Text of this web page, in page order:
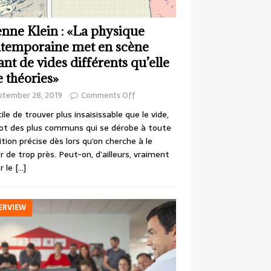
Klein : «La physique
met en scène
de vides différents qu’elle
théories»
28, 2019 Comments Off
de trouver plus insaisissable que le vide,
des plus communs qui se dérobe à toute
précise dès lors qu’on cherche à le
de trop près. Peut-on, d’ailleurs, vraiment
le […]